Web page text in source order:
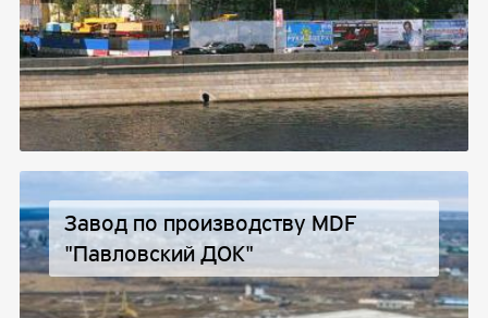
Завод по производству MDF
"Павловский ДОК"